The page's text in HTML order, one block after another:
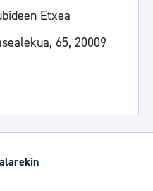
Etxea
65, 20009